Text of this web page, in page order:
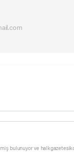
bulunuyor ve